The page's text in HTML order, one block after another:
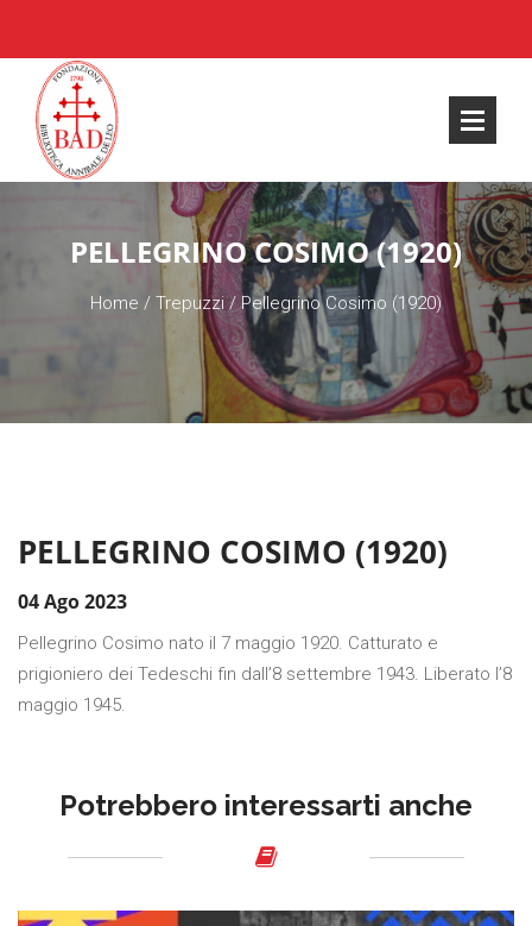
PELLEGRINO COSIMO (1920)
Home / Trepuzzi/Pellegrino Cosimo (1920)
PELLEGRINO COSIMO (1920)
04 Ago 2023
Pellegrino Cosimo nato il 7 maggio 1920. Catturato e
prigioniero dei Tedeschi fin dall’8 settembre 1943. Liberato l’8
maggio 1945.
Potrebbero interessarti anche